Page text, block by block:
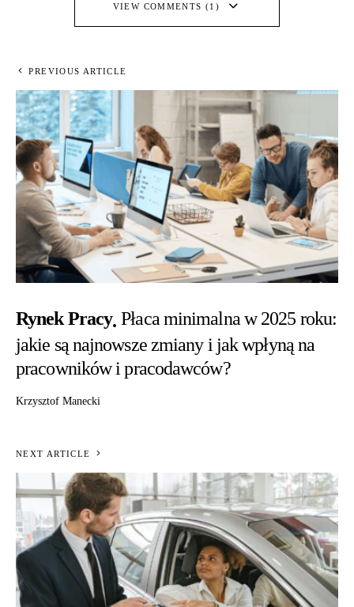
VIEW COMMENTS (1)
PREVIOUS ARTICLE
Rynek Pracy Płaca minimalna w 2025 roku:
jakie są najnowsze zmiany i jak wpłyną na
pracowników i pracodawców?
Krzysztof Manecki
NEXT ARTICLE